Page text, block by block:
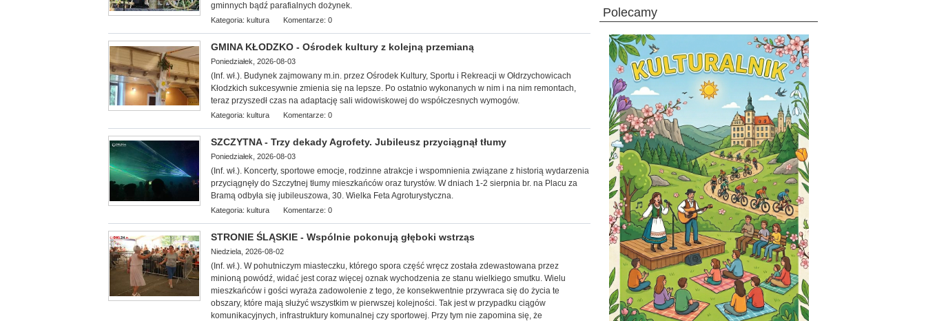
gminnych bądź parafialnych dożynek.
Kategoria: kultura Komentarze: 0
GMINA KŁODZKO - Ośrodek kultury z kolejną przemianą
Poniedziałek, 2026-08-03
(Inf. wł.). Budynek zajmowany m.in. przez Ośrodek Kultury, Sportu i Rekreacji w Ołdrzychowicach
Kłodzkich su kcesywnie zmienia się na lepsze. Po ostatnio wykonanych w nim i na nim remontach,
teraz przyszedł czas na adaptację sali widowiskowej do współczesnych wymogów.
Kategoria: kultura Komentarze: 0
SZCZYTNA - Trzy dekady Agrofety. Jubileusz przyciągnął tłumy
Poniedziałek, 2026-08-03
(Inf. wł.). Koncerty, sportowe emocje, rodzinne atrakcje i wspomnienia związane z historią wydarzenia
przyciągnęły do Szczytnej tłumy mieszkańców oraz turystów. W dniach 1-2 sierpnia br. na Placu za
Bramą odbyła się jubileuszowa, 30. Wielka Feta Agroturystyczna.
Kategoria: kultura Komentarze: 0
STRONIE ŚLĄSKIE - Wspólnie pokonują głęboki wstrząs
Niedziela, 2026-08-02
(Inf. wł.). W pohutniczym miasteczku, którego spora część wręcz została zdewastowana przez
minioną powódź, widać jest coraz więcej oznak wychodzenia ze stanu wielkiego smutku. Wielu
mieszkańców i gości wyraża zadowolenie z tego, że konsekwentnie przywraca się do życia te
obszary, które mają służyć wszystkim w pierwszej kolejności. Tak jest w przypadku ciągów
komunikacyjnych, infrastruktury komunalnej czy sportowej. Przy tym nie zapomina się, że
polecamy